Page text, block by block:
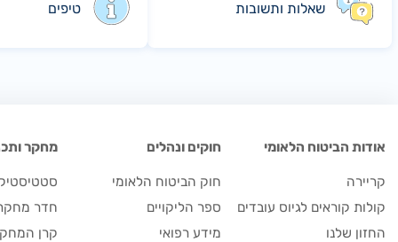
שאלות ותשובות טיפים
אודות הביטוח הלאומי
קריירה
קולות קוראים לגיוס עובדים
החזון שלנו
חוקים ונהלים
חוק הביטוח הלאומי
ספר הליקויים
מידע רפואי
מחקר
חדר
קרן